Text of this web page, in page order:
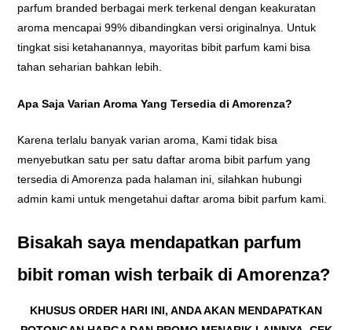
parfum branded berbagai merk terkenal dengan keakuratan
aroma mencapai 99% dibandingkan versi originalnya. Untuk
tingkat sisi ketahanannya, mayoritas bibit parfum kami bisa
tahan seharian bahkan lebih.
Apa Saja Varian Aroma Yang Tersedia di Amorenza?
Karena terlalu banyak varian aroma, Kami tidak bisa
menyebutkan satu per satu daftar aroma bibit parfum yang
tersedia di Amorenza pada halaman ini, silahkan hubungi
admin kami untuk mengetahui daftar aroma bibit parfum kami.
Bisakah saya mendapatkan parfum
bibit roman wish terbaik di Amorenza?
KHUSUS ORDER HARI INI, ANDA AKAN MENDAPATKAN